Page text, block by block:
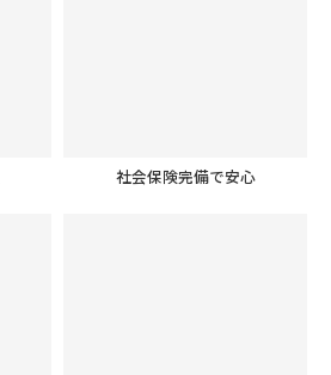
社会保険完備で安心